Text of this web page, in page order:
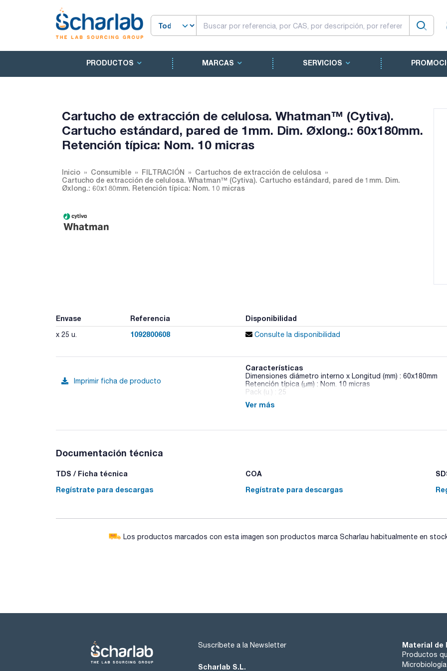
PRODUCTOS MARCAS SERVICIOS
Cartucho de extracción de celulosa. Whatman™ (Cytiva).
Cartucho estándard, pared de 1mm. Dim. Øxlong.: 60x180mm.
Retención típica: Nom. 10 micras
Inicio Consumible FILTRACIÓN
Cartuchos de extracción de celulosa
Cartucho de extracción de celulosa. Whatman™ (Cytiva). Cartucho estándard, pared de 1mm. Dim.
Øxlong.: 60x180mm. Retención típica: Nom. 10 micras
Envase Referencia Disponibilidad
x 25 u. 1092800608 Consulte la disponibilidad
Imprimir ficha de producto
Características
Dimensiones diámetro interno x Longitud (mm) : 60x180mm
Retención típica (µm) : Nom. 10 micras
Pack (u.) : 25
Los cartuchos de extracción de celulosa son de línteres de
Ver más
Documentación técnica
TDS / Ficha técnica
Regístrate para descargas
COA
Regístrate para descargas
Los productos marcados con esta imagen son productos marca Scharlau habitualmente en
Suscríbete a la Newsletter
Scharlab S.L.
Material de
Productos
Microbiología